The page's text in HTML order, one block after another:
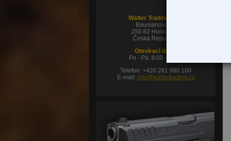
Walter Trading s.r.o.
Baumanova 48
250 82 Horoušany
Česká Republika
Otevírací doba:
Po - Pá: 8:00 - 16:00
Telefon: +420 281 980 180
E-mail: info@waltertrading.cz